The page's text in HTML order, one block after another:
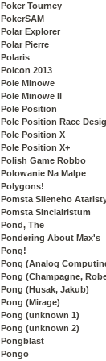
Poker Tourney
PokerSAM
Polar Explorer
Polar Pierre
Polaris
Polcon 2013
Pole Minowe
Pole Minowe II
Pole Position
Pole Position Race
Pole Position X
Pole Position X+
Polish Game Robbo
Polowanie Na Malpe
Polygons!
Pomsta Sileneho
Pomsta Sinclairistum
Pond, The
Pondering About Max's
Pong!
Pong (Analog
Pong (Champagne,
Pong (Husak, Jakub)
Pong (Mirage)
Pong (unknown 1)
Pong (unknown 2)
Pongblast
Pongo